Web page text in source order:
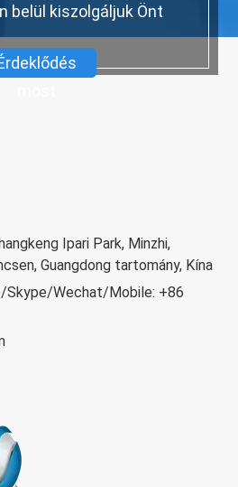
belül kiszolgáljuk Önt
Ipari Park, Minzhi,
Guangdong tartomány, Kína
Skype/Wechat/Mobile: +86